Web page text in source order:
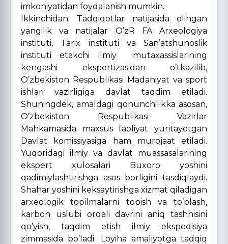
imkoniyatidan foydalanish mumkin.
Ikkinchidan. Tadqiqotlar natijasida olingan
yangilik va natijalar O’zR FA Arxeologiya
instituti, Tarix instituti va San’atshunoslik
instituti etakchi ilmiy mutaxassislarining
kengashi ekspertizasidan o’tkazilib,
O’zbekiston Respublikasi Madaniyat va sport
ishlari vazirligiga davlat taqdim etiladi.
Shuningdek, amaldagi qonunchilikka asosan,
O’zbekiston Respublikasi Vazirlar
Mahkamasida maxsus faoliyat yuritayotgan
Davlat komissiyasiga ham murojaat etiladi.
Yuqoridagi ilmiy va davlat muassasalarining
ekspert xulosalari Buxoro yoshini
qadimiylashtirishga asos borligini tasdiqlaydi.
Shahar yoshini keksaytirishga xizmat qiladigan
arxeologik topilmalarni topish va to’plash,
karbon uslubi orqali davrini aniq tashhisini
qo’yish, taqdim etish ilmiy ekspedisiya
zimmasida bo’ladi. Loyiha amaliyotga tadqiq